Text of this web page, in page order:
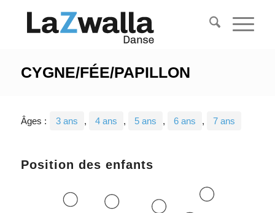
CYGNE/FÉE/PAPILLON
Âges : 3 ans , 4 ans , 5 ans , 6 ans , 7 ans
Position des enfants